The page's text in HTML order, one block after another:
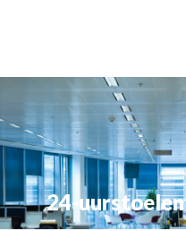
24-uurstoelen